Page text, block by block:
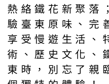
熱絡鐵花新聚落
驗臺東原味、完
享受慢遊生活、
術、歷史文化、
東時，別忘了親